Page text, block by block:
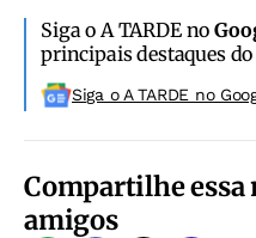
Siga o A TARDE no
principais destaques
Siga o A TARDE no
Compartilhe essa
amigos